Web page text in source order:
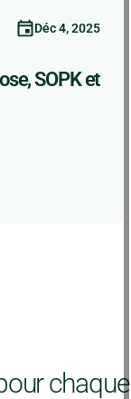
Déc 4, 2025
SOPK et
chaque